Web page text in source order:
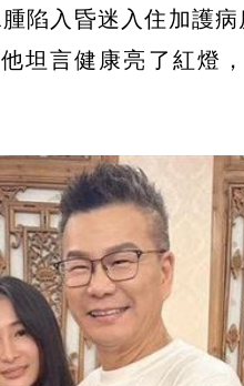
陷入昏迷入住加護
坦言健康亮了紅燈